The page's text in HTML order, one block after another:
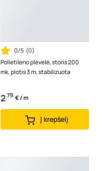
0/5 (0)
Polietileno plėvelė, storis 200
mk, plotis 3 m, stabilizuota
279 € / m
Į krepšelį